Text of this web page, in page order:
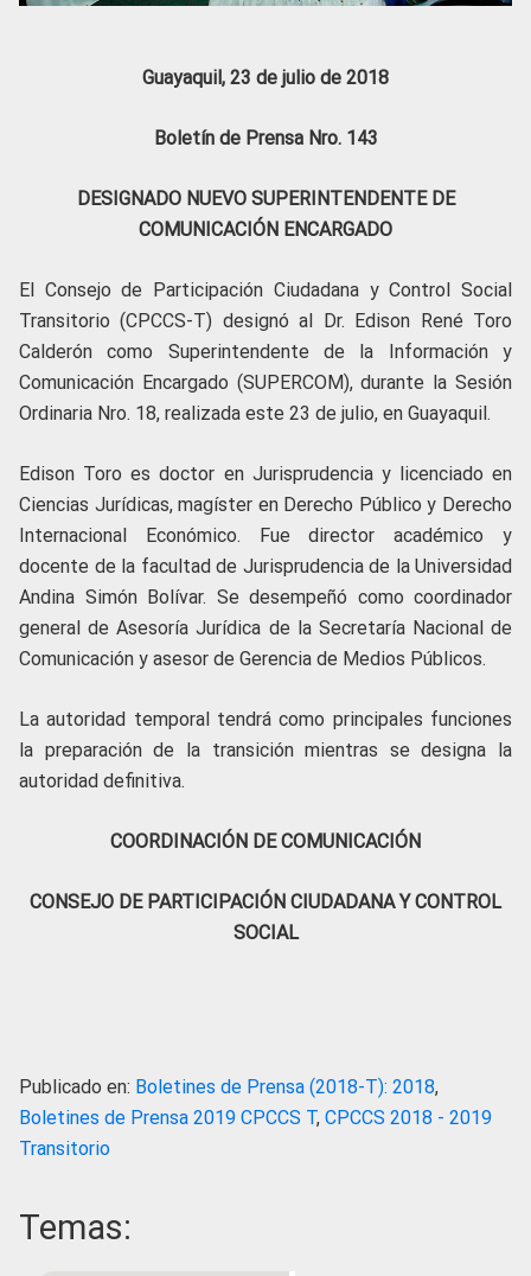
Guayaquil, 23 de julio de 2018
Boletín de Prensa Nro. 143
DESIGNADO NUEVO SUPERINTENDENTE DE
COMUNICACIÓN ENCARGADO
El Consejo de Participación Ciudadana y Control Social
Transitorio (CPCCS-T) designó al Dr. Edison René Toro
Calderón como Superintendente de la Información y
Comunicación Encargado (SUPERCOM), durante la Sesión
Ordinaria Nro. 18, realizada este 23 de julio, en Guayaquil.
Edison Toro es doctor en Jurisprudencia y licenciado en
Ciencias Jurídicas, magíster en Derecho Público y Derecho
Internacional Económico. Fue director académico y
docente de la facultad de Jurisprudencia de la Universidad
Andina Simón Bolívar. Se desempeñó como coordinador
general de Asesoría Jurídica de la Secretaría Nacional de
Comunicación y asesor de Gerencia de Medios Públicos.
La autoridad temporal tendrá como principales funciones
la preparación de la transición mientras se designa la
autoridad definitiva.
COORDINACIÓN DE COMUNICACIÓN
CONSEJO DE PARTICIPACIÓN CIUDADANA Y CONTROL
SOCIAL
Publicado en: Boletines de Prensa (2018-T): 2018,
Boletines de Prensa 2019 CPCCS T, CPCCS 2018 - 2019
Transitorio
Temas: